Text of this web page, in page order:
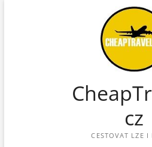
cz
CESTOVAT LZE I